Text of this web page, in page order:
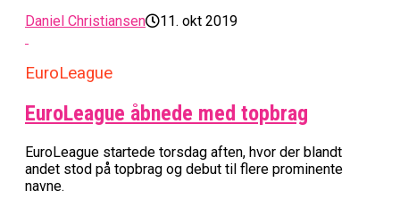
Daniel Christiansen
11. okt 2019
EuroLeague
EuroLeague åbnede med topbrag
EuroLeague startede torsdag aften, hvor der blandt
andet stod på topbrag og debut til flere prominente
navne.